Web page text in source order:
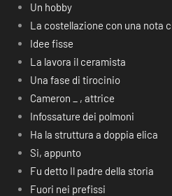
Un hobby
La costellazione con una nota
Idee fisse
La lavora il ceramista
Una fase di tirocinio
Cameron _ , attrice
Infossature dei polmoni
Ha la struttura a doppia elica
Si, appunto
Fu detto Il padre della storia
Fuori nei prefissi